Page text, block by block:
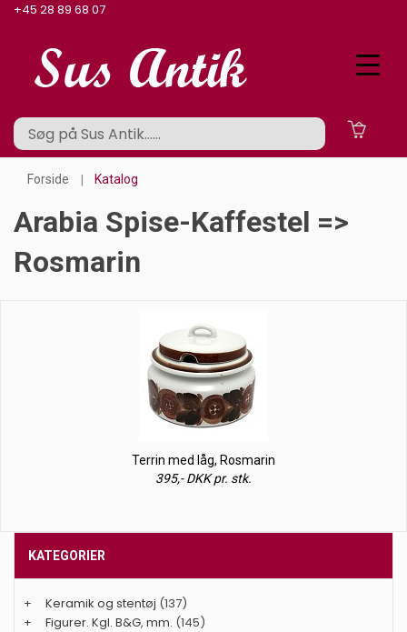
+45 28 89 68 07
Forside Katalog
Arabia Spise-Kaffestel =>
Rosmarin
Terrin med låg, Rosmarin
395,- DKK pr. stk.
KATEGORIER
+ Keramik og stentøj (137)
+
Figurer. Kgl. B&G, mm. (145)